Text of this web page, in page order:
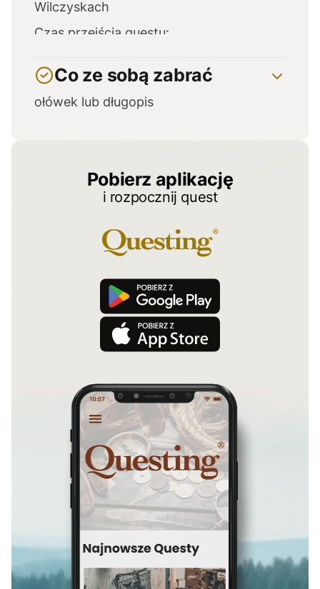
Wilczyskach
Czas przejścia questu:
Co ze sobą zabrać
ołówek lub długopis
Pobierz aplikację
i rozpocznij quest